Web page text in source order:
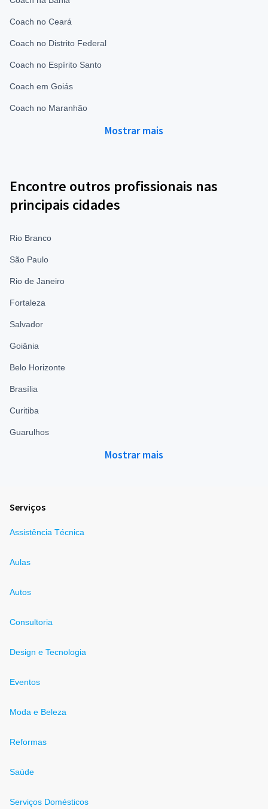
Coach no Ceará
Coach no Distrito Federal
Coach no Espírito Santo
Coach em Goiás
Coach no Maranhão
Mostrar mais
Encontre outros profissionais nas
principais cidades
Rio Branco
São Paulo
Rio de Janeiro
Fortaleza
Salvador
Goiânia
Belo Horizonte
Brasília
Curitiba
Guarulhos
Mostrar mais
Serviços
Assistência Técnica
Aulas
Autos
Consultoria
Design e Tecnologia
Eventos
Moda e Beleza
Reformas
Saúde
Serviços Domésticos